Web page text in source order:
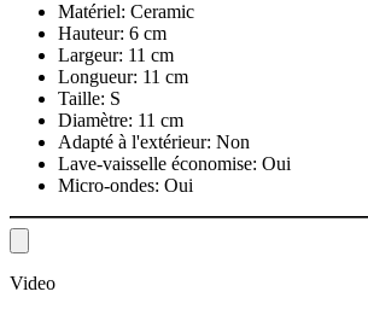
Matériel: Ceramic
Hauteur: 6 cm
Largeur: 11 cm
Longueur: 11 cm
Taille: S
Diamètre: 11 cm
Adapté à l'extérieur: Non
Lave-vaisselle économise: Oui
Micro-ondes: Oui
Video